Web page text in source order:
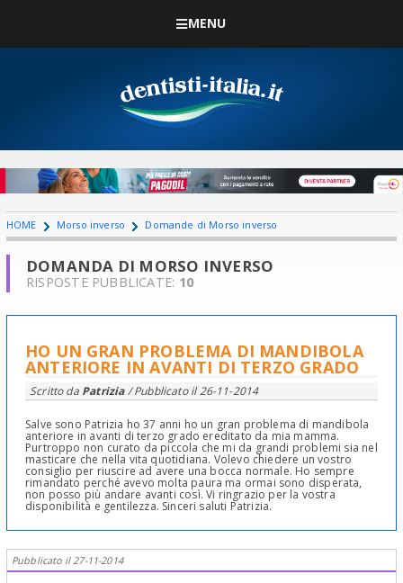
MENU
HOME Morso inverso Domande di Morso inverso
DOMANDA DI MORSO INVERSO
RISPOSTE PUBBLICATE: 10
HO UN GRAN PROBLEMA DI MANDIBOLA
ANTERIORE IN AVANTI DI TERZO GRADO
Scritto da Patrizia/ Pubblicato il26-11-2014
Salve sono Patrizia ho 37 anni ho un gran problema di mandibola
anteriore in avanti di terzo grado ereditato da mia mamma.
Purtroppo non curato da piccola che mi da grandi problemi sia nel
masticare che nella vita quotidiana. Volevo chiedere un vostro
consiglio per riuscire ad avere una bocca normale. Ho sempre
rimandato perché avevo molta paura ma ormai sono disperata,
non posso più andare avanti così. Vi ringrazio per la vostra
disponibilità e gentilezza. Sinceri saluti Patrizia.
Pubblicato il 27-11-2014